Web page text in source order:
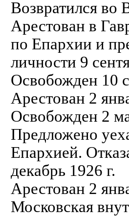
Возвратился во
Арестован в
по Епархии и
личности 9
Освобожден 10
Арестован 2
Освобожден 2
Предложено
Епархией.
декабрь 1926 г.
Арестован 2
Московская